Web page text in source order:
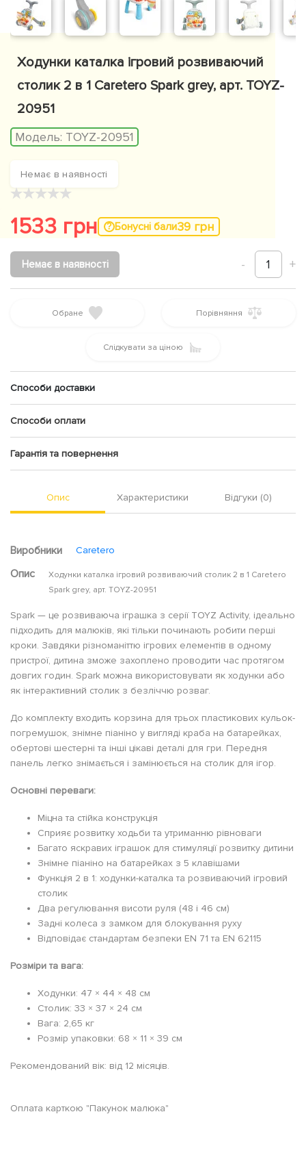
Ходунки каталка ігровий розвиваючий
столик 2 в 1 Caretero Spark grey, арт. TOYZ-
20951
Модель: TOYZ-20951
Немає в наявності
★★★★★
1533 грн Бонусні бали39 грн
- 1 +
Немає в наявності
Обране Порівняння
Слідкувати за ціною
Способи доставки
Способи оплати
Гарантія та повернення
Опис Характеристики Відгуки (0)
Виробники Caretero
Опис
Ходунки каталка ігровий розвиваючий столик 2 в 1 Caretero
Spark grey, арт. TOYZ-20951
Spark — це розвиваюча іграшка з серії TOYZ Activity, ідеально
підходить для малюків, які тільки починають робити перші
кроки. Завдяки різноманіттю ігрових елементів в одному
пристрої, дитина зможе захоплено проводити час протягом
довгих годин. Spark можна використовувати як ходунки або
як інтерактивний столик з безліччю розваг.
До комплекту входить корзина для трьох пластикових кульок-
погремушок, знімне піаніно у вигляді краба на батарейках,
обертові шестерні та інші цікаві деталі для гри. Передня
панель легко знімається і замінюється на столик для ігор.
Основні переваги:
Міцна та стійка конструкція
Сприяє розвитку ходьби та утриманню рівноваги
Багато яскравих іграшок для стимуляції розвитку дитини
Знімне піаніно на батарейках з 5 клавішами
Функція 2 в 1: ходунки-каталка та розвиваючий ігровий
столик
Два регулювання висоти руля (48 і 46 см)
Задні колеса з замком для блокування руху
Відповідає стандартам безпеки EN 71 та EN 62115
Розміри та вага:
Ходунки: 47 × 44 × 48 см
Столик: 33 × 37 × 24 см
Вага: 2,65 кг
Розмір упаковки: 68 × 11 × 39 см
Рекомендований вік: від 12 місяців.
Оплата карткою "Пакунок малюка"